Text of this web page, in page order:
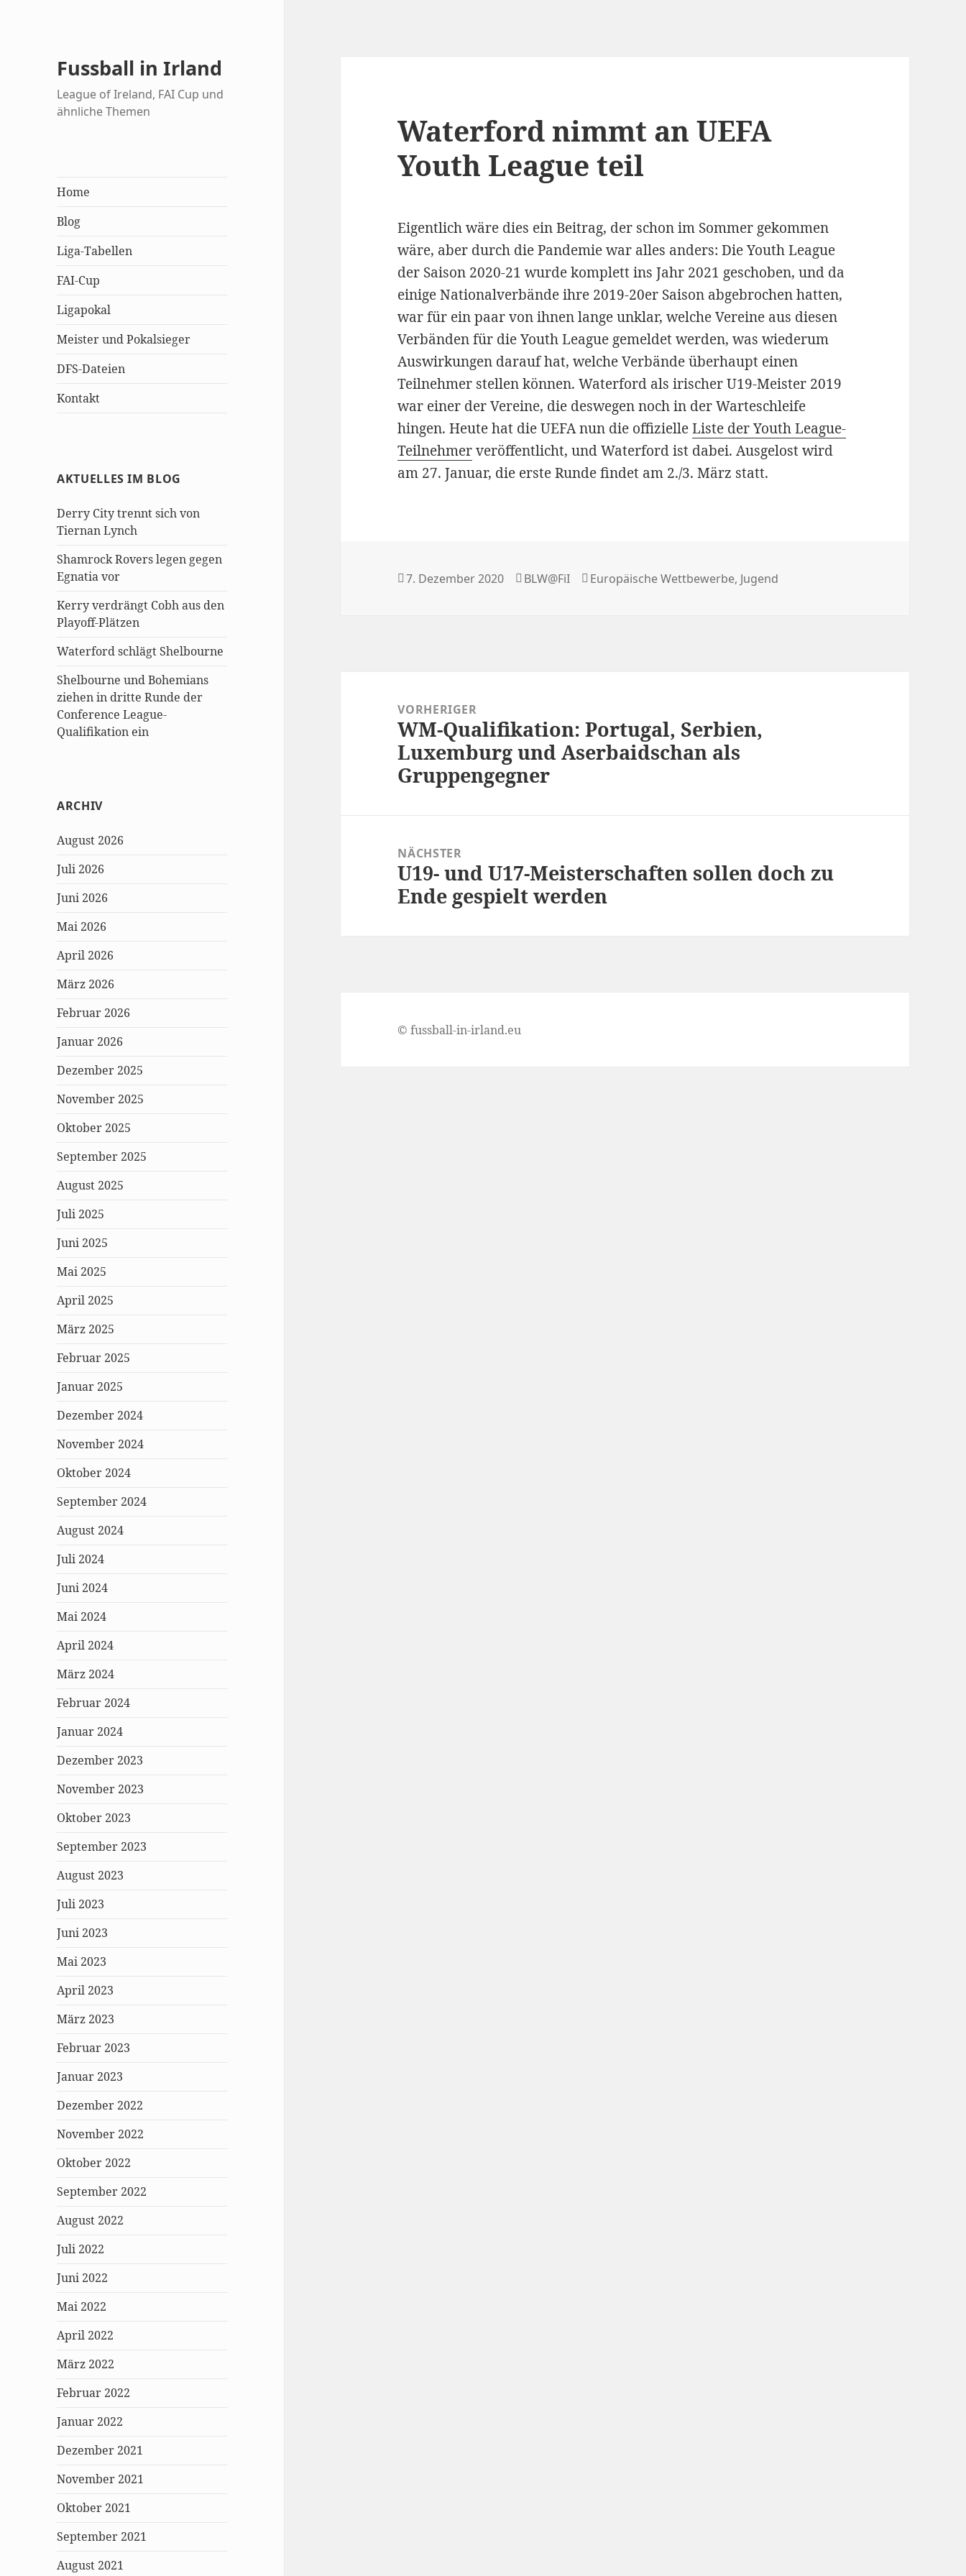
Fussball in Irland
League of Ireland, FAI Cup und
ähnliche Themen
Home
Blog
Liga-Tabellen
FAI-Cup
Ligapokal
Meister und Pokalsieger
DFS-Dateien
Kontakt
AKTUELLES IM BLOG
Derry City trennt sich von
Tiernan Lynch
Shamrock Rovers legen gegen
Egnatia vor
Kerry verdrängt Cobh aus den
Playoff-Plätzen
Waterford schlägt Shelbourne
Shelbourne und Bohemians
ziehen in dritte Runde der
Conference League-
Qualifikation ein
ARCHIV
August 2026
Juli 2026
Juni 2026
Mai 2026
April 2026
März 2026
Februar 2026
Januar 2026
Dezember 2025
November 2025
Oktober 2025
September 2025
August 2025
Juli 2025
Juni 2025
Mai 2025
April 2025
März 2025
Februar 2025
Januar 2025
Dezember 2024
November 2024
Oktober 2024
September 2024
August 2024
Juli 2024
Juni 2024
Mai 2024
April 2024
März 2024
Februar 2024
Januar 2024
Dezember 2023
November 2023
Oktober 2023
September 2023
August 2023
Juli 2023
Juni 2023
Mai 2023
April 2023
März 2023
Februar 2023
Januar 2023
Dezember 2022
November 2022
Oktober 2022
September 2022
August 2022
Juli 2022
Juni 2022
Mai 2022
April 2022
März 2022
Februar 2022
Januar 2022
Dezember 2021
November 2021
Oktober 2021
September 2021
August 2021
Waterford nimmt an UEFA
Youth League teil
Eigentlich wäre dies ein Beitrag, der schon im Sommer gekommen
wäre, aber durch die Pandemie war alles anders: Die Youth League
der Saison 2020-21 wurde komplett ins Jahr 2021 geschoben, und da
einige Nationalverbände ihre 2019-20er Saison abgebrochen hatten,
war für ein paar von ihnen lange unklar, welche Vereine aus diesen
Verbänden für die Youth League gemeldet werden, was wiederum
Auswirkungen darauf hat, welche Verbände überhaupt einen
Teilnehmer stellen können. Waterford als irischer U19-Meister 2019
war einer der Vereine, die deswegen noch in der Warteschleife
hingen. Heute hat die UEFA nun die offizielleListe der Youth League-
Teilnehmerveröffentlicht, und Waterford ist dabei. Ausgelost wird
am 27. Januar, die erste Runde findet am 2./3. März statt.
Veröffentlicht
7. Dezember 2020 Autor
BLW@FiI Kategorien
Europäische Wettbewerbe, Jugend
VORHERIGER
Vorheriger
Beitrag:
WM-Qualifikation: Portugal, Serbien,
Luxemburg und Aserbaidschan als
Gruppengegner
NÄCHSTER
Nächster
Beitrag:
U19- und U17-Meisterschaften sollen doch zu
Ende gespielt werden
© fussball-in-irland.eu